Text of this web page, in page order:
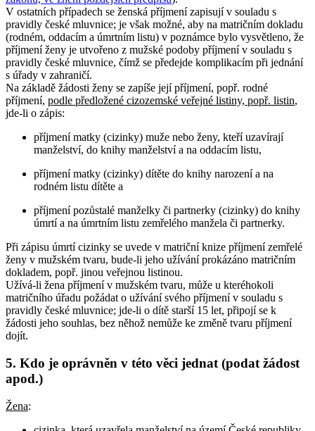
V ostatních případech se ženská příjmení zapisují v souladu s
pravidly české mluvnice; je však možné, aby na matričním dokladu
(rodném, oddacím a úmrtním listu) v poznámce bylo vysvětleno, že
příjmení ženy je utvořeno z mužské podoby příjmení v souladu s
pravidly české mluvnice, čímž se předejde komplikacím při jednání
s úřady v zahraničí.
Na základě žádosti ženy se zapíše její příjmení, popř. rodné
příjmení, podle předložené cizozemské veřejné listiny, popř. listin,
jde-li o zápis:
příjmení matky (cizinky) muže nebo ženy, kteří uzavírají
manželství, do knihy manželství a na oddacím listu,
příjmení matky (cizinky) dítěte do knihy narození a na
rodném listu dítěte a
příjmení pozůstalé manželky či partnerky (cizinky) do knihy
úmrtí a na úmrtním listu zemřelého manžela či partnerky.
Při zápisu úmrtí cizinky se uvede v matriční knize příjmení zemřelé
ženy v mužském tvaru, bude-li jeho užívání prokázáno matričním
dokladem, popř. jinou veřejnou listinou.
Užívá-li žena příjmení v mužském tvaru, může u kteréhokoli
matričního úřadu požádat o užívání svého příjmení v souladu s
pravidly české mluvnice; jde-li o dítě starší 15 let, připojí se k
žádosti jeho souhlas, bez něhož nemůže ke změně tvaru příjmení
dojít.
5. Kdo je oprávněn v této věci jednat (podat žádost
apod.)
Žena: